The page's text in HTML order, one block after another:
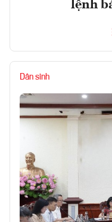
lệnh
Dân sinh